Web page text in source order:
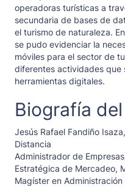
operadoras turísticas a
secundaria de bases de
el turismo de naturaleza.
se pudo evidenciar la
móviles para el sector de
diferentes actividades que
herramientas digitales.
Biografía
Jesús Rafael Fandiño Isaza,
Distancia
Administrador de
Estratégica de Mercadeo,
Magíster en